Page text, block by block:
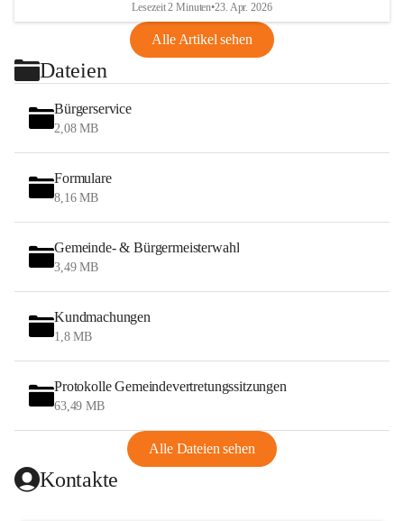
Lesezeit 2 Minuten•23. Apr. 2026
Alle Artikel sehen
Dateien
Bürgerservice
2,08 MB
Formulare
8,16 MB
Gemeinde- & Bürgermeisterwahl
3,49 MB
Kundmachungen
1,8 MB
Protokolle Gemeindevertretungssitzungen
63,49 MB
Alle Dateien sehen
Kontakte